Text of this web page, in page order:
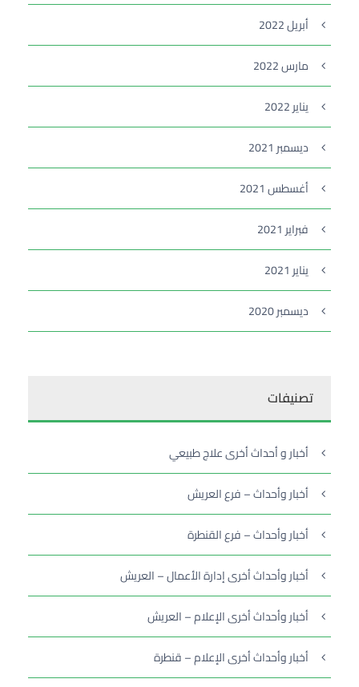
أبريل 2022
مارس 2022
يناير 2022
ديسمبر 2021
أغسطس 2021
فبراير 2021
يناير 2021
ديسمبر 2020
تصنيفات
أخبار و أحداث أخرى علاج طبيعي
أخبار وأحداث – فرع العريش
أخبار وأحداث – فرع القنطرة
أخبار وأحداث أخرى إدارة الأعمال – العريش
أخبار وأحداث أخرى الإعلام – العريش
أخبار وأحداث أخرى الإعلام – قنطرة